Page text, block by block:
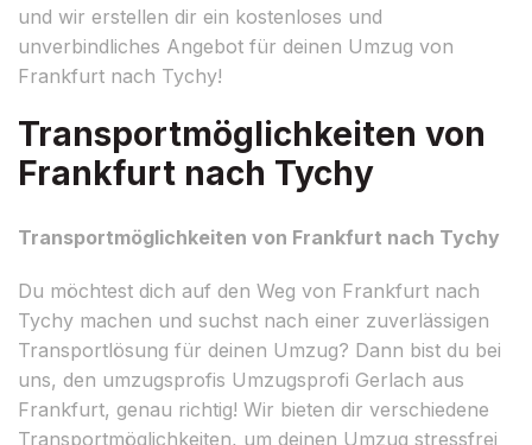
und wir erstellen dir ein kostenloses und
unverbindliches Angebot für deinen Umzug von
Frankfurt nach Tychy!
Transportmöglichkeiten von
Frankfurt nach Tychy
Transportmöglichkeiten von Frankfurt nach Tychy
Du möchtest dich auf den Weg von Frankfurt nach
Tychy machen und suchst nach einer zuverlässigen
Transportlösung für deinen Umzug? Dann bist du bei
uns, den umzugsprofis Umzugsprofi Gerlach aus
Frankfurt, genau richtig! Wir bieten dir verschiedene
Transportmöglichkeiten, um deinen Umzug stressfrei